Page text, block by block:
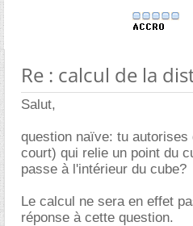
Re : calcul de la
Salut,
question naïve: tu autorises
court) qui relie un point du
passe à l'intérieur du cube?
Le calcul ne sera en effet
réponse à cette question.